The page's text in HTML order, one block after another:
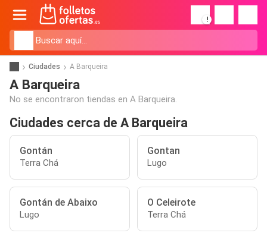
!
Ciudades A Barqueira
A Barqueira
No se encontraron tiendas en A Barqueira.
Ciudades cerca de A Barqueira
Gontán
Terra Chá
Gontan
Lugo
Gontán de Abaixo
Lugo
O Celeirote
Terra Chá